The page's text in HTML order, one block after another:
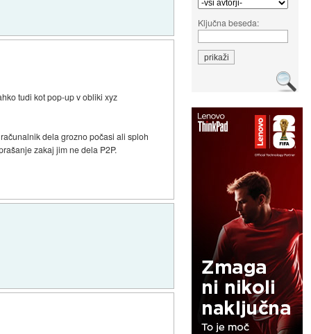
Ključna beseda:
tudi kot pop-up v obliki xyz
dela grozno počasi ali sploh
zakaj jim ne dela P2P.